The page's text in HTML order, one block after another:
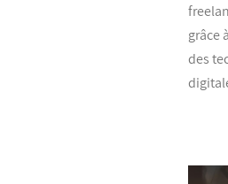
grâce
des